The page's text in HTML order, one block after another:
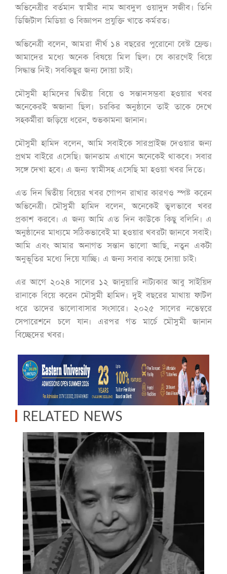
অভিনেত্রীর বর্তমান স্বামীর নাম আবদুল ওয়াদুদ সজীব। তিনি
ডিজিটাল মিডিয়া ও বিজ্ঞাপন প্রযুক্তি খাতে কর্মরত।
অভিনেত্রী বলেন, আমরা দীর্ঘ ১৪ বছরের পুরোনো বেস্ট ফ্রেন্ড।
আমাদের মধ্যে অনেক বিষয়ে মিল ছিল। যে কারণেই বিয়ে
সিদ্ধান্ত নিই। সবকিছুর জন্য দোয়া চাই।
মৌসুমী হামিদের দ্বিতীয় বিয়ে ও সন্তানসম্ভবা হওয়ার খবর
অনেকেরই অজানা ছিল। চরকির অনুষ্ঠানে তাই তাকে দেখে
সহকর্মীরা জড়িয়ে ধরেন, শুভকামনা জানান।
মৌসুমী হামিদ বলেন, আমি সবাইকে সারপ্রাইজ দেওয়ার জন্য
প্রথম বাইরে এসেছি। জানতাম এখানে অনেকেই থাকবে। সবার
সঙ্গে দেখা হবে। এ জন্য স্বামীসহ এসেছি মা হওয়া খবর দিতে।
এত দিন দ্বিতীয় বিয়ের খবর গোপন রাখার কারণও স্পষ্ট করেন
অভিনেত্রী। মৌসুমী হামিদ বলেন, অনেকেই ভুলভাবে খবর
প্রকাশ করবে। এ জন্য আমি এত দিন কাউকে কিছু বলিনি। এ
অনুষ্ঠানের মাধ্যমে সঠিকভাবেই মা হওয়ার খবরটা জানবে সবাই।
আমি এবং আমার অনাগত সন্তান ভালো আছি, নতুন একটা
অনুভূতির মধ্যে দিয়ে যাচ্ছি। এ জন্য সবার কাছে দোয়া চাই।
এর আগে ২০২৪ সালের ১২ জানুয়ারি নাট্যকার আবু সাইয়িদ
রানাকে বিয়ে করেন মৌসুমী হামিদ। দুই বছরের মাথায় ফাটল
ধরে তাদের ভালোবাসার সংসারে। ২০২৫ সালের নভেম্বরে
সেপারেশনে চলে যান। এরপর গত মার্চে মৌসুমী জানান
বিচ্ছেদের খবর।
RELATED NEWS